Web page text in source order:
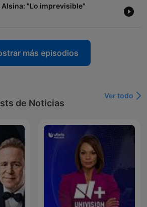
"Lo imprevisible"
más episodios
de Noticias
Ver todo